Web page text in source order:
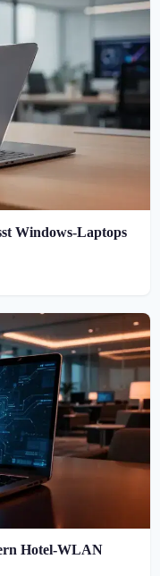
Windows-Laptops
Hotel-WLAN